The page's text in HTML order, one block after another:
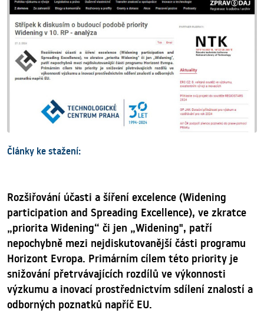
Články ke stažení:
Rozšiřování účasti a šíření excelence (Widening
participation and Spreading Excellence), ve zkratce
„priorita Widening“ či jen „Widening", patří
nepochybně mezi nejdiskutovanější části programu
Horizont Evropa. Primárním cílem této priority je
snižování přetrvávajících rozdílů ve výkonnosti
výzkumu a inovací prostřednictvím sdílení znalostí a
odborných poznatků napříč EU.